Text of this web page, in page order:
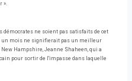
».
démocrates ne soient pas satisfaits de cet
un mois ne signifierait pas un meilleur
Hampshire, Jeanne Shaheen, qui a
pour sortir de l'impasse dans laquelle